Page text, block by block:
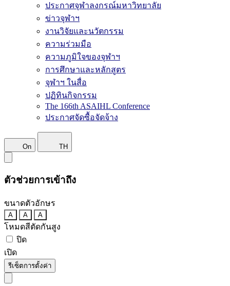
ประกาศจุฬาลงกรณ์มหาวิทยาลัย
ข่าวจุฬาฯ
งานวิจัยและนวัตกรรม
ความร่วมมือ
ความภูมิใจของจุฬาฯ
การศึกษาและหลักสูตร
จุฬาฯ ในสื่อ
ปฏิทินกิจกรรม
The 166th ASAIHL Conference
ประกาศจัดซื้อจัดจ้าง
On TH
ตัวช่วยการเข้าถึง
ขนาดตัวอักษร
A A A
โหมดสีตัดกันสูง
ปิด
เปิด
รีเซ็ตการตั้งค่า